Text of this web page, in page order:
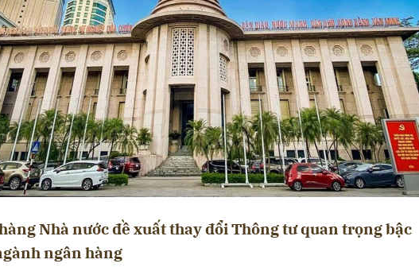
Nhà nước đề xuất thay đổi Thông tư quan trọng bậc
ngân hàng